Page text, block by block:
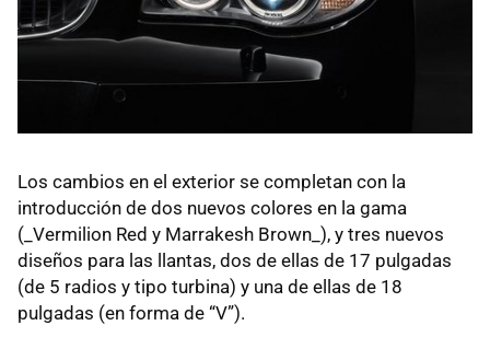
Los cambios en el exterior se completan con la
introducción de dos nuevos colores en la gama
(_Vermilion Red y Marrakesh Brown_), y tres nuevos
diseños para las llantas, dos de ellas de 17 pulgadas
(de 5 radios y tipo turbina) y una de ellas de 18
pulgadas (en forma de “V”).